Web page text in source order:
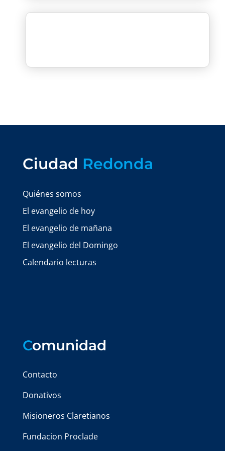
Ciudad Redonda
Quiénes somos
El evangelio de hoy
El evangelio de mañana
El evangelio del Domingo
Calendario lecturas
Comunidad
Contacto
Donativos
Misioneros Claretianos
Fundacion Proclade